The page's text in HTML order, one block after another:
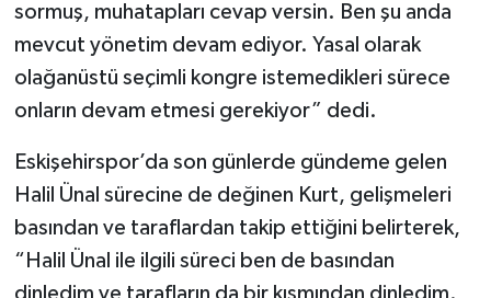
sormuş, muhatapları cevap versin. Ben şu anda
mevcut yönetim devam ediyor. Yasal olarak
olağanüstü seçimli kongre istemedikleri sürece
onların devam etmesi gerekiyor” dedi.
Eskişehirspor’da son günlerde gündeme gelen
Halil Ünal sürecine de değinen Kurt, gelişmeleri
basından ve taraflardan takip ettiğini belirterek,
“Halil Ünal ile ilgili süreci ben de basından